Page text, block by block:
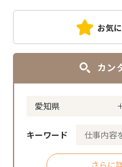
お気
カン
キーワード